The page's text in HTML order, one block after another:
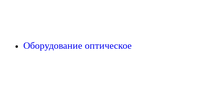
Оборудование оптическое